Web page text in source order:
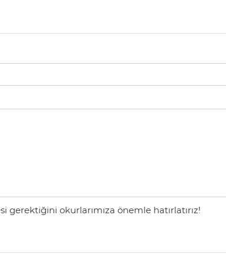
okurlarımıza önemle hatırlatırız!